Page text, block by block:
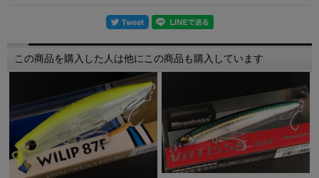
アクション ： スローピッチゆらぎ
この商品を購入した人は他にこの商品も購入しています